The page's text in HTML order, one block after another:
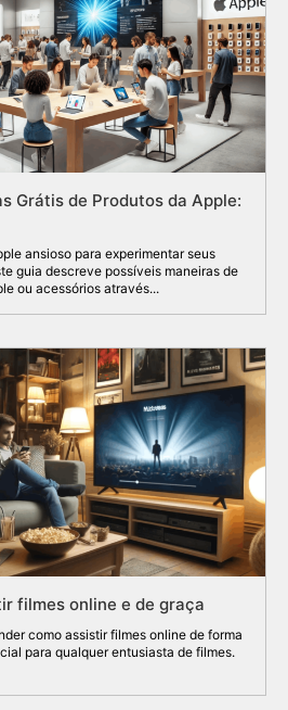
Grátis de Produtos da Apple:
ansioso para experimentar seus
guia descreve possíveis maneiras de
ou acessórios através...
filmes online e de graça
como assistir filmes online de forma
para qualquer entusiasta de filmes.